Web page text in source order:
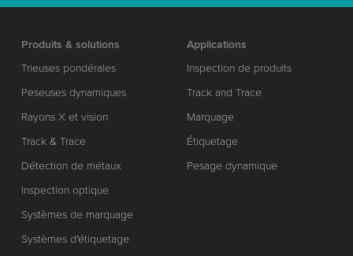
Produits & solutions
Trieuses pondérales
Peseuses dynamiques
Rayons X et vision
Track & Trace
Détection de métaux
Inspection optique
Systèmes de marquage
Systèmes d'étiquetage
Applications
Inspection de produits
Track and Trace
Marquage
Étiquetage
Pesage dynamique